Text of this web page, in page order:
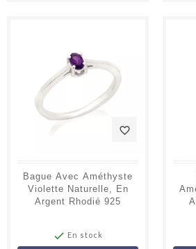
favorite_border
Bague Avec Améthyste
Violette Naturelle, En
Argent Rhodié 925
 En stock